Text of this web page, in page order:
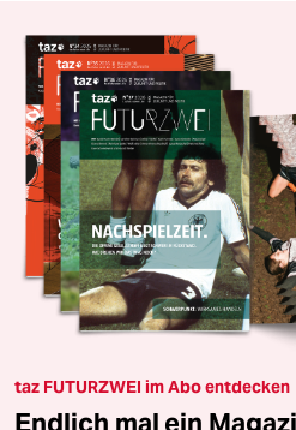
taz FUTURZWEI im Abo entdecken